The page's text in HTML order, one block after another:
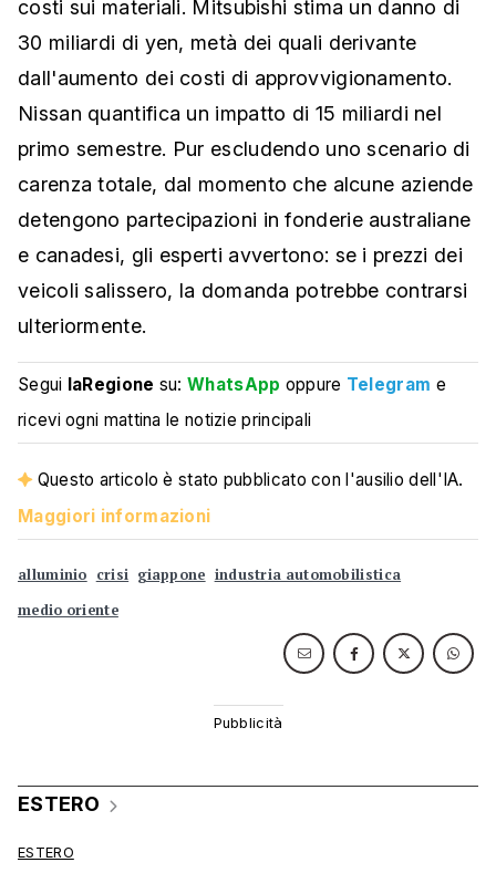
costi sui materiali. Mitsubishi stima un danno di
30 miliardi di yen, metà dei quali derivante
dall'aumento dei costi di approvvigionamento.
Nissan quantifica un impatto di 15 miliardi nel
primo semestre. Pur escludendo uno scenario di
carenza totale, dal momento che alcune aziende
detengono partecipazioni in fonderie australiane
e canadesi, gli esperti avvertono: se i prezzi dei
veicoli salissero, la domanda potrebbe contrarsi
ulteriormente.
Segui laRegione su:WhatsApp oppure Telegram e
ricevi ogni mattina le notizie principali
Questo articolo è stato pubblicato con l'ausilio dell'IA.
Maggiori informazioni
alluminio crisi giappone industria automobilistica
medio oriente
ESTERO
ESTERO